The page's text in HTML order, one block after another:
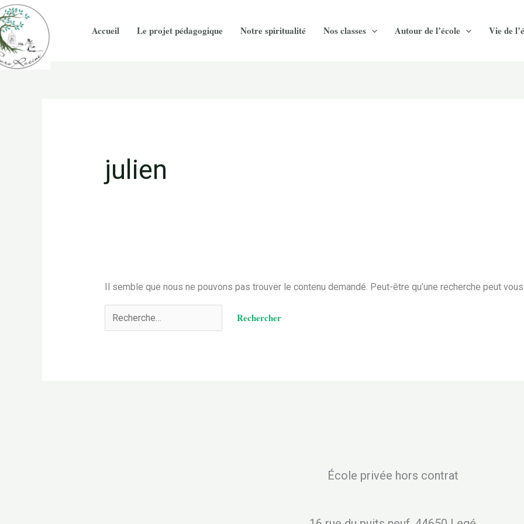
Aller
au
contenu
Accueil Le projet pédagogique Notre spiritualité Nos classes Autour de l’école Vie de
julien
Il semble que nous ne pouvons pas trouver le contenu demandé. Peut-être qu’une recherche peut vous
École privée hors contrat